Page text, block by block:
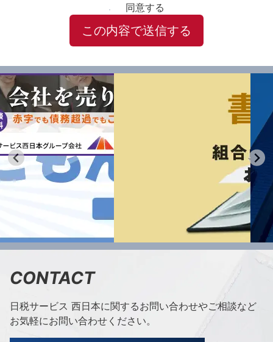
同意する
この内容で送信する
CONTACT
日税サービス 西日本に関するお問い合わせやご相談など
お気軽にお問い合わせください。